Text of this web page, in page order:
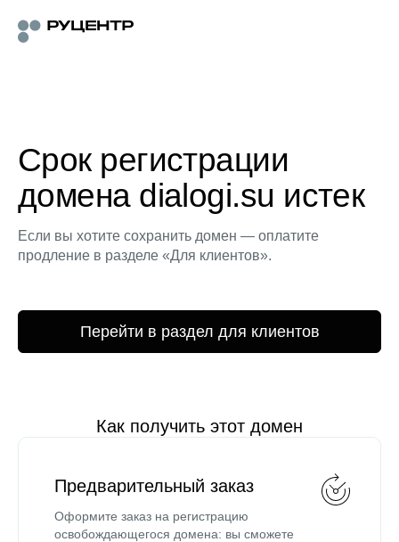
Срок регистрации
домена dialogi.su истек
Если вы хотите сохранить домен — оплатите
продление в разделе «Для клиентов».
Перейти в раздел для клиентов
Как получить этот домен
Предварительный заказ
Оформите заказ на регистрацию
освобождающегося домена: вы сможете